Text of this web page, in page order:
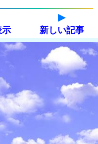
示 新しい記事